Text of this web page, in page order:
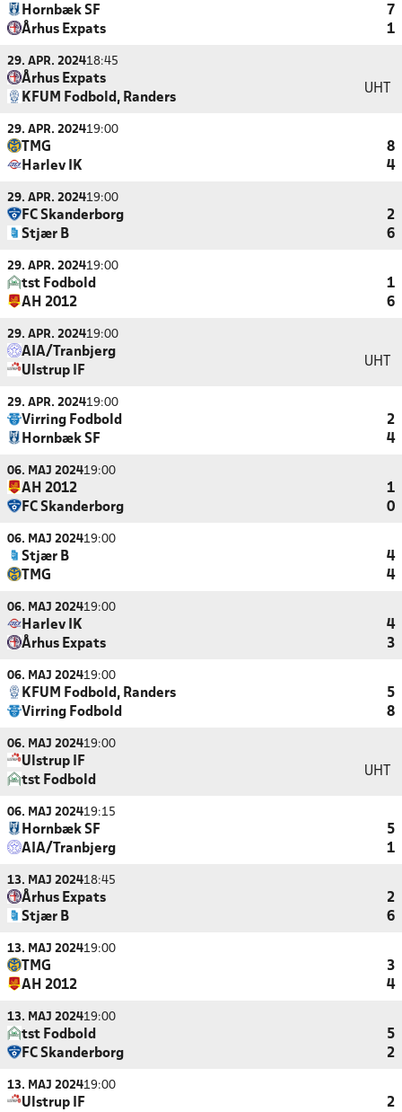
Hornbæk SF
7
Århus Expats
1
29. APR. 202418:45
Århus Expats
KFUM Fodbold, Randers
UHT
29. APR. 202419:00
TMG
8
Harlev IK
4
29. APR. 202419:00
FC Skanderborg
2
Stjær B
6
29. APR. 202419:00
tst Fodbold
1
AH 2012
6
29. APR. 202419:00
AIA/Tranbjerg
Ulstrup IF
UHT
29. APR. 202419:00
Virring Fodbold
2
Hornbæk SF
4
06. MAJ 202419:00
AH 2012
1
FC Skanderborg
0
06. MAJ 202419:00
Stjær B
4
TMG
4
06. MAJ 202419:00
Harlev IK
4
Århus Expats
3
06. MAJ 202419:00
KFUM Fodbold, Randers
5
Virring Fodbold
8
06. MAJ 202419:00
Ulstrup IF
tst Fodbold
UHT
06. MAJ 202419:15
Hornbæk SF
5
AIA/Tranbjerg
1
13. MAJ 202418:45
Århus Expats
2
Stjær B
6
13. MAJ 202419:00
TMG
3
AH 2012
4
13. MAJ 202419:00
tst Fodbold
5
FC Skanderborg
2
13. MAJ 202419:00
Ulstrup IF
2